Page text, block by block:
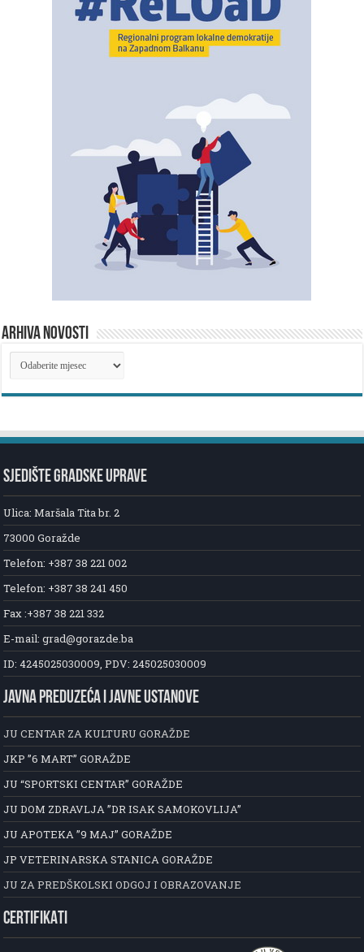
ARHIVA NOVOSTI
ARHIVA
NOVOSTI
SJEDIŠTE GRADSKE UPRAVE
Ulica: Maršala Tita br. 2
73000 Goražde
Telefon: +387 38 221 002
Telefon: +387 38 241 450
Fax :+387 38 221 332
E-mail: grad@gorazde.ba
ID: 4245025030009, PDV: 245025030009
JAVNA PREDUZEĆA I JAVNE USTANOVE
JU CENTAR ZA KULTURU GORAŽDE
JKP ”6 MART” GORAŽDE
JU “SPORTSKI CENTAR” GORAŽDE
JU DOM ZDRAVLJA ”DR ISAK SAMOKOVLIJA”
JU APOTEKA ”9 MAJ” GORAŽDE
JP VETERINARSKA STANICA GORAŽDE
JU ZA PREDŠKOLSKI ODGOJ I OBRAZOVANJE
CERTIFIKATI